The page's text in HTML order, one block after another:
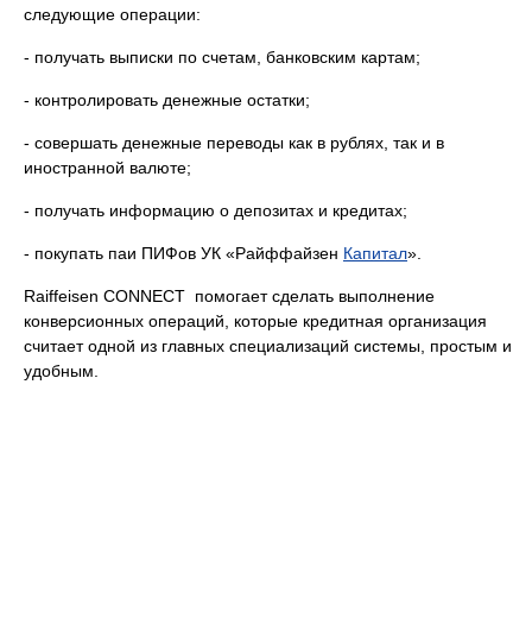
следующие операции:
- получать выписки по счетам, банковским картам;
- контролировать денежные остатки;
- совершать денежные переводы как в рублях, так и в
иностранной валюте;
- получать информацию о депозитах и кредитах;
- покупать паи ПИФов УК «Райффайзен Капитал».
Raiffeisen CONNECT помогает сделать выполнение
конверсионных операций, которые кредитная организация
считает одной из главных специализаций системы, простым и
удобным.